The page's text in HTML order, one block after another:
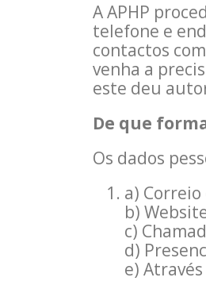
A APHP
telefone e
contactos
venha a
este deu
De que
Os dados
a)
b)
c)
d)
e)